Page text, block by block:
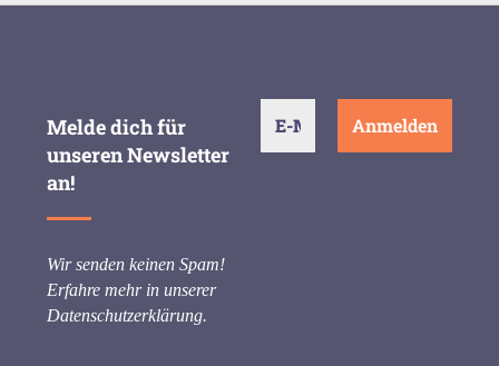
Melde dich für
unseren Newsletter
an!
Wir senden keinen Spam!
Erfahre mehr in unserer
Datenschutzerklärung.